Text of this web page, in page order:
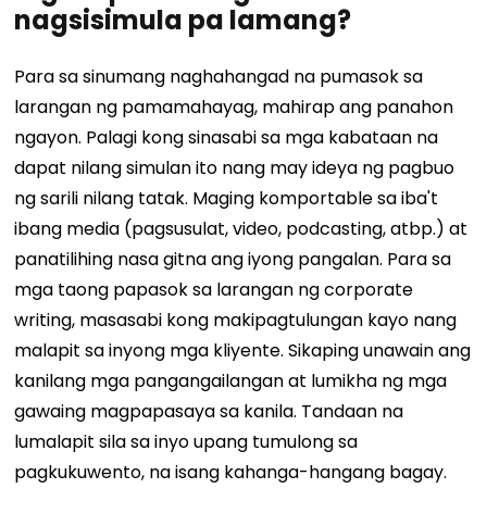
nagsisimula pa lamang?
Para sa sinumang naghahangad na pumasok sa
larangan ng pamamahayag, mahirap ang panahon
ngayon. Palagi kong sinasabi sa mga kabataan na
dapat nilang simulan ito nang may ideya ng pagbuo
ng sarili nilang tatak. Maging komportable sa iba't
ibang media (pagsusulat, video, podcasting, atbp.) at
panatilihing nasa gitna ang iyong pangalan. Para sa
mga taong papasok sa larangan ng corporate
writing, masasabi kong makipagtulungan kayo nang
malapit sa inyong mga kliyente. Sikaping unawain ang
kanilang mga pangangailangan at lumikha ng mga
gawaing magpapasaya sa kanila. Tandaan na
lumalapit sila sa inyo upang tumulong sa
pagkukuwento, na isang kahanga-hangang bagay.